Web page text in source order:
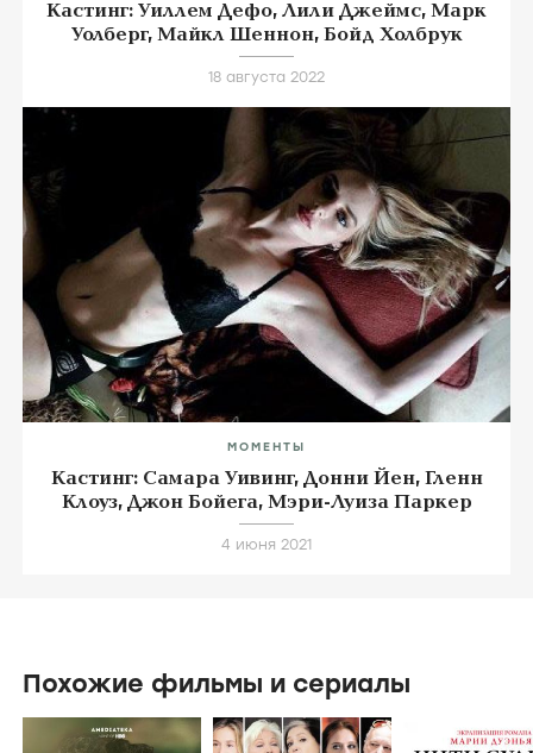
МОМЕНТЫ
Кастинг: Уиллем Дефо, Лили Джеймс, Марк
Уолберг, Майкл Шеннон, Бойд Холбрук
18 августа 2022
МОМЕНТЫ